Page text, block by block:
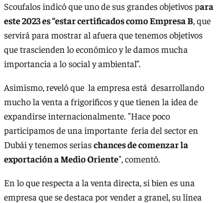
Scoufalos indicó que uno de sus grandes objetivos para
este 2023 es “estar certificados como Empresa B, que
servirá para mostrar al afuera que tenemos objetivos
que trascienden lo económico y le damos mucha
importancia a lo social y ambiental”.
Asimismo, reveló que la empresa está desarrollando
mucho la venta a frigoríficos y que tienen la idea de
expandirse internacionalmente. "Hace poco
participamos de una importante feria del sector en
Dubái y tenemos seriaschances de comenzar la
exportación a Medio Oriente", comentó.
En lo que respecta a la venta directa, si bien es una
empresa que se destaca por vender a granel, su línea